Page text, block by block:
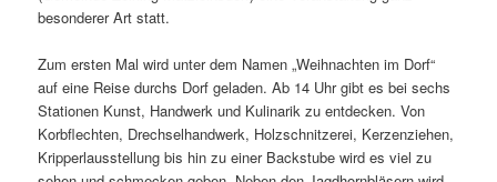
besonderer Art statt.
Zum ersten Mal wird unter dem Namen „Weihnachten im Dorf“
auf eine Reise durchs Dorf geladen. Ab 14 Uhr gibt es bei sechs
Stationen Kunst, Handwerk und Kulinarik zu entdecken. Von
Korbflechten, Drechselhandwerk, Holzschnitzerei, Kerzenziehen,
Kripperlausstellung bis hin zu einer Backstube wird es viel zu